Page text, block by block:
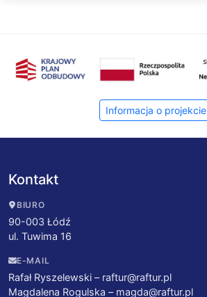
Informacja o projekcie
Kontakt
BIURO
90-003 Łódź
ul. Tuwima 16
E-MAIL
Rafał Ryszelewski – raftur@raftur.pl
Magdalena Rogulska – magda@raftur.pl